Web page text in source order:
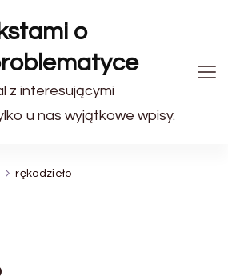
o
z interesującymi
u nas wyjątkowe wpisy.
rękodzieło